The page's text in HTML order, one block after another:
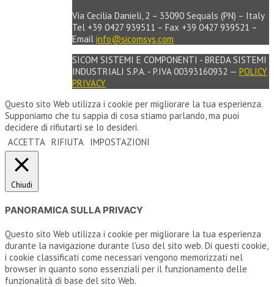
Via Cecilia Danieli, 2 – 33090 Sequals (PN) – Italy
Tel +39 0427 939511 – Fax +39 0427 939521 –
Email info@sicomsys.com
SICOM SISTEMI E COMPONENTI - BREDA SISTEMI
INDUSTRIALI S.P.A. - P.IVA 00393160932 — POLICY
PRIVACY
Questo sito Web utilizza i cookie per migliorare la tua esperienza.
Supponiamo che tu sappia di cosa stiamo parlando, ma puoi
decidere di rifiutarti se lo desideri.
ACCETTA RIFIUTA IMPOSTAZIONI
Chiudi
PANORAMICA SULLA PRIVACY
Questo sito Web utilizza i cookie per migliorare la tua esperienza
durante la navigazione durante l'uso del sito web. Di questi cookie,
i cookie classificati come necessari vengono memorizzati nel
browser in quanto sono essenziali per il funzionamento delle
funzionalità di base del sito Web.